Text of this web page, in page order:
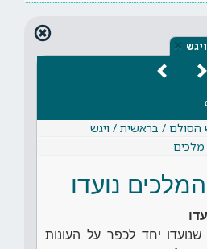
ויגש ×
הסולם / בראשית / ויגש
מלכים
נועדו
שנועדו יחד לכפר על העונות